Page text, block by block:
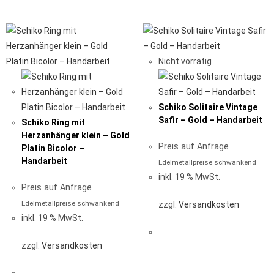
Schiko Ring mit
Herzanhänger klein – Gold
Platin Bicolor –
Handarbeit
Preis auf Anfrage
Edelmetallpreise schwankend
inkl. 19 % MwSt.
zzgl. Versandkosten
Nicht vorrätig
Schiko Solitaire Vintage
Safir – Gold – Handarbeit
Preis auf Anfrage
Edelmetallpreise schwankend
inkl. 19 % MwSt.
zzgl. Versandkosten